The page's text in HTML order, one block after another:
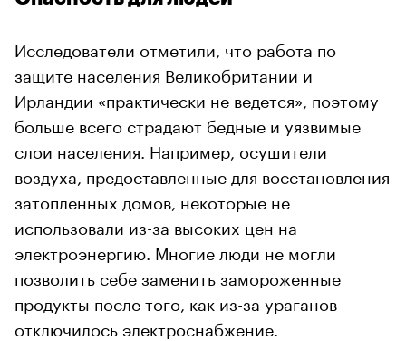
Исследователи отметили, что работа по
защите населения Великобритании и
Ирландии «практически не ведется», поэтому
больше всего страдают бедные и уязвимые
слои населения. Например, осушители
воздуха, предоставленные для восстановления
затопленных домов, некоторые не
использовали из-за высоких цен на
электроэнергию. Многие люди не могли
позволить себе заменить замороженные
продукты после того, как из-за ураганов
отключилось электроснабжение.